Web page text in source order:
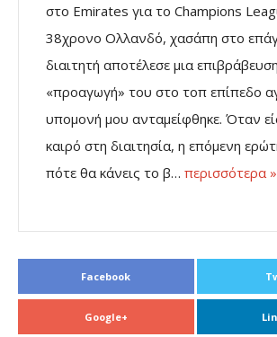
στο Emirates για το Champions
38χρονο Ολλανδό, χασάπη στο
διαιτητή αποτέλεσε μια
«προαγωγή» του στο τοπ επίπεδο
υπομονή μου ανταμείφθηκε. Όταν
καιρό στη διαιτησία, η επόμενη
πότε θα κάνεις το β… περισσότερα »
Facebook
Google+